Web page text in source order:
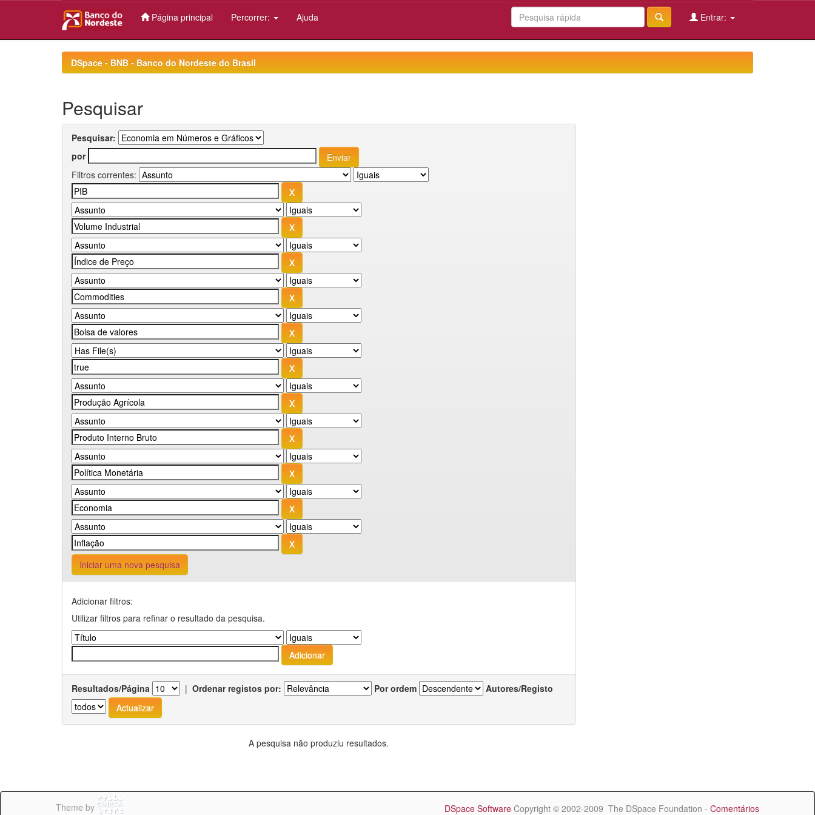
Página principal Percorrer: Ajuda Entrar:
DSpace - BNB - Banco do Nordeste do Brasil
Pesquisar
Pesquisar:
por
Filtros correntes:
Iniciar uma nova pesquisa
Adicionar filtros:
Utilizar filtros para refinar o resultado da pesquisa.
Resultados/Página | Ordenar registos por: Por ordem Autores/Registo
A pesquisa não produziu resultados.
Theme by DSpace Software Copyright © 2002-2009 The DSpace Foundation - Comentários